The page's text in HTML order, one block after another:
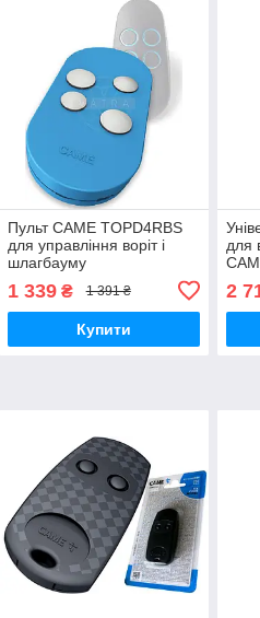
Пульт CAME TOPD4RBS
для управління воріт і
шлагбауму
1 339₴ 1 391 ₴
Купити
для
2